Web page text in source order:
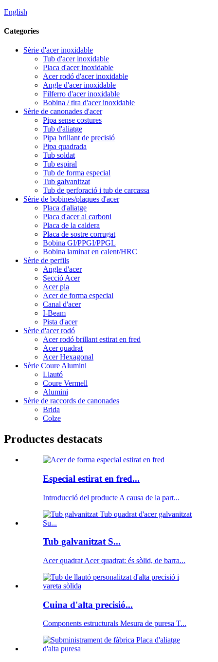
English
Categories
Sèrie d'acer inoxidable
Tub d'acer inoxidable
Placa d'acer inoxidable
Acer rodó d'acer inoxidable
Angle d'acer inoxidable
Filferro d'acer inoxidable
Bobina / tira d'acer inoxidable
Sèrie de canonades d'acer
Pipa sense costures
Tub d'aliatge
Pipa brillant de precisió
Pipa quadrada
Tub soldat
Tub espiral
Tub de forma especial
Tub galvanitzat
Tub de perforació i tub de carcassa
Sèrie de bobines/plaques d'acer
Placa d'aliatge
Placa d'acer al carboni
Placa de la caldera
Placa de sostre corrugat
Bobina GI/PPGI/PPGL
Bobina laminat en calent/HRC
Sèrie de perfils
Angle d'acer
Secció Acer
Acer pla
Acer de forma especial
Canal d'acer
I-Beam
Pista d'acer
Sèrie d'acer rodó
Acer rodó brillant estirat en fred
Acer quadrat
Acer Hexagonal
Sèrie Coure Alumini
Llautó
Coure Vermell
Alumini
Sèrie de raccords de canonades
Brida
Colze
Productes destacats
Especial estirat en fred...
Introducció del producte A causa de la part...
Tub galvanitzat S...
Acer quadrat Acer quadrat: és sòlid, de barra...
Cuina d'alta precisió...
Components estructurals Mesura de puresa T...